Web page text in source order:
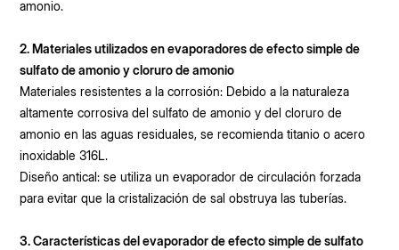
amonio.
2. Materiales utilizados en evaporadores de efecto simple de
sulfato de amonio y cloruro de amonio
Materiales resistentes a la corrosión: Debido a la naturaleza
altamente corrosiva del sulfato de amonio y del cloruro de
amonio en las aguas residuales, se recomienda titanio o acero
inoxidable 316L.
Diseño antical: se utiliza un evaporador de circulación forzada
para evitar que la cristalización de sal obstruya las tuberías.
3. Características del evaporador de efecto simple de sulfato